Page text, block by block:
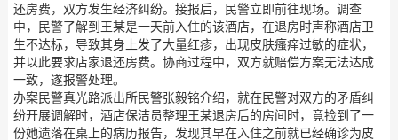
还房费，双方发生经济纠纷。接报后，民警立即前往现场。调查
中，民警了解到王某是一天前入住的该酒店，在退房时声称酒店卫
生不达标，导致其身上发了大量红疹，出现皮肤瘙痒过敏的症状，
并以此要求店家退还房费。协商过程中，双方就赔偿方案无法达成
一致，遂报警处理。
办案民警真光路派出所民警张毅铭介绍，就在民警对双方的矛盾纠
纷开展调解时，酒店保洁员整理王某退房后的房间时，竟捡到了一
份她遗落在桌上的病历报告，发现其早在入住之前就已经确诊为皮